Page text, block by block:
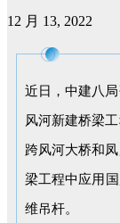
12 月 13, 2022
近日，中建八
风河新建桥梁
跨风河大桥和
梁工程中应用
维吊杆。